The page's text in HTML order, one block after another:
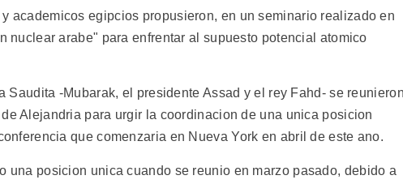
academicos egipcios propusieron, en un seminario realizado en
nuclear arabe" para enfrentar al supuesto potencial atomico
Saudita -Mubarak, el presidente Assad y el rey Fahd- se
Alejandria para urgir la coordinacion de una unica posicion
que comenzaria en Nueva York en abril de este ano.
una posicion unica cuando se reunio en marzo pasado, debido a